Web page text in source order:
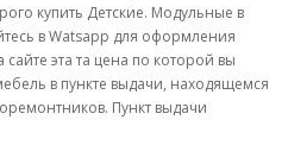
купить Детские. Модульные в
в Watsapp для оформления
эта та цена по которой вы
в пункте выдачи, находящемся
Пункт выдачи